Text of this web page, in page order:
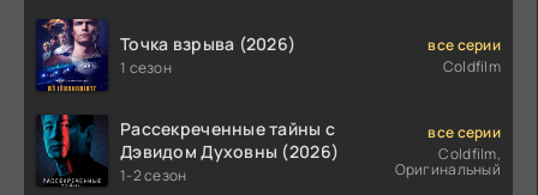
Точка взрыва (2026)
1 сезон
все серии
Coldfilm
Рассекреченные тайны с
Дэвидом Духовны (2026)
1-2 сезон
все серии
Coldfilm,
Оригинальный